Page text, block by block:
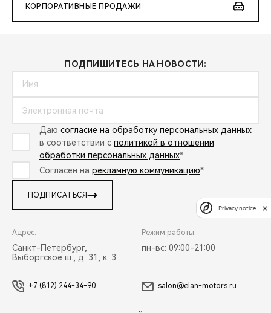
КОРПОРАТИВНЫЕ ПРОДАЖИ
ПОДПИШИТЕСЬ НА НОВОСТИ:
Даю согласие на обработку персональных данных
в соответствии с политикой в отношении
обработки персональных данных*
Согласен на рекламную коммуникацию*
ПОДПИСАТЬСЯ
Адрес:
Санкт-Петербург,
Выборгское ш., д. 31, к. 3
Режим работы:
пн-вс: 09:00-21:00
+7 (812) 244-34-90 salon@elan-motors.ru
Privacy notice